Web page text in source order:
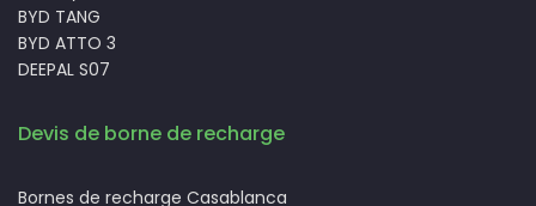
BYD TANG
BYD ATTO 3
DEEPAL S07
Devis de borne de recharge
Bornes de recharge Casablanca